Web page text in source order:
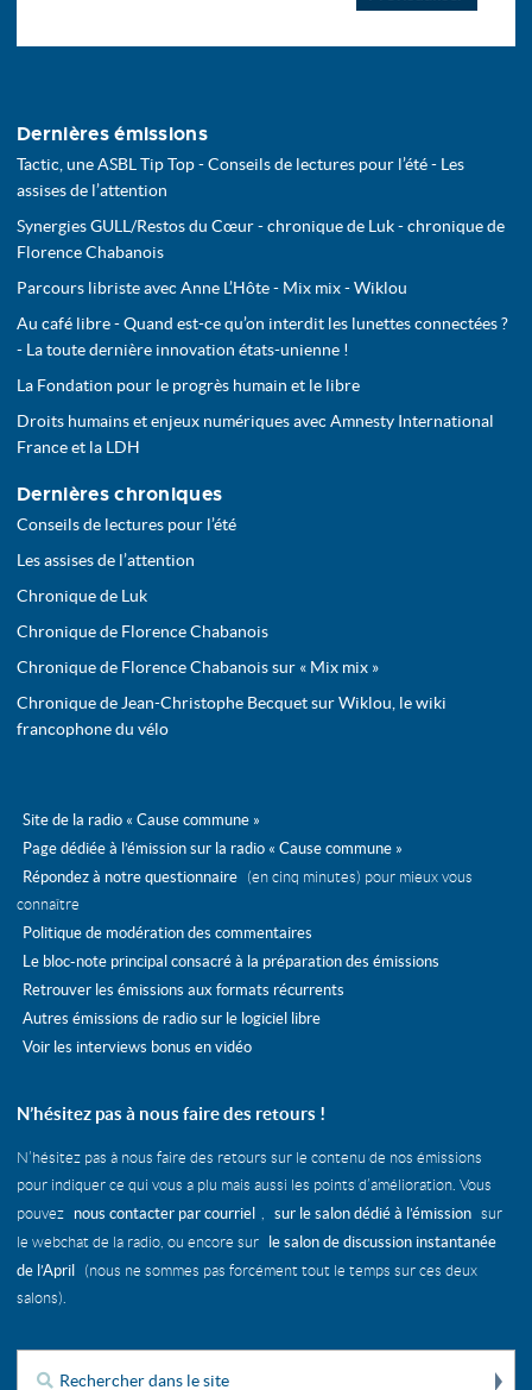
Dernières émissions
Tactic, une ASBL Tip Top - Conseils de lectures pour l’été - Les
assises de l’attention
Synergies GULL/Restos du Cœur - chronique de Luk - chronique de
Florence Chabanois
Parcours libriste avec Anne L’Hôte - Mix mix - Wiklou
Au café libre - Quand est-ce qu’on interdit les lunettes connectées ?
- La toute dernière innovation états-unienne !
La Fondation pour le progrès humain et le libre
Droits humains et enjeux numériques avec Amnesty International
France et la LDH
Dernières chroniques
Conseils de lectures pour l’été
Les assises de l’attention
Chronique de Luk
Chronique de Florence Chabanois
Chronique de Florence Chabanois sur « Mix mix »
Chronique de Jean-Christophe Becquet sur Wiklou, le wiki
francophone du vélo
Site de la radio « Cause commune »
Page dédiée à l’émission sur la radio « Cause commune »
Répondez à notre questionnaire
(en cinq minutes) pour mieux vous
connaître
Politique de modération des commentaires
Le bloc-note principal consacré à la préparation des émissions
Retrouver les émissions aux formats récurrents
Autres émissions de radio sur le logiciel libre
Voir les interviews bonus en vidéo
N’hésitez pas à nous faire des retours !
N’hésitez pas à nous faire des retours sur le contenu de nos émissions
pour indiquer ce qui vous a plu mais aussi les points d’amélioration. Vous
pouvez
nous contacter par courriel , sur le salon dédié à l’émission sur
le webchat de la radio, ou encore sur
le salon de discussion instantanée
de l’April
(nous ne sommes pas forcément tout le temps sur ces deux
salons).